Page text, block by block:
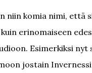
niin komia nimi, että
erinomaiseen
Esimerkiksi nyt
jostain